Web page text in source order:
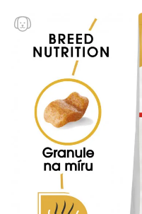
Veterinární diety
Dárkové poukazy
Klinika Veterix
777 319 516 (Po–Pá,
info@veterix.cz
E-shop Veterix